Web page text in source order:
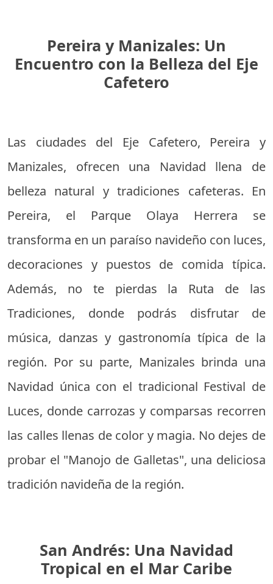
Pereira y Manizales: Un
Encuentro con la Belleza del Eje
Cafetero
Las ciudades del Eje Cafetero, Pereira y
Manizales, ofrecen una Navidad llena de
belleza natural y tradiciones cafeteras. En
Pereira, el Parque Olaya Herrera se
transforma en un paraíso navideño con luces,
decoraciones y puestos de comida típica.
Además, no te pierdas la Ruta de las
Tradiciones, donde podrás disfrutar de
música, danzas y gastronomía típica de la
región. Por su parte, Manizales brinda una
Navidad única con el tradicional Festival de
Luces, donde carrozas y comparsas recorren
las calles llenas de color y magia. No dejes de
probar el "Manojo de Galletas", una deliciosa
tradición navideña de la región.
San Andrés: Una Navidad
Tropical en el Mar Caribe